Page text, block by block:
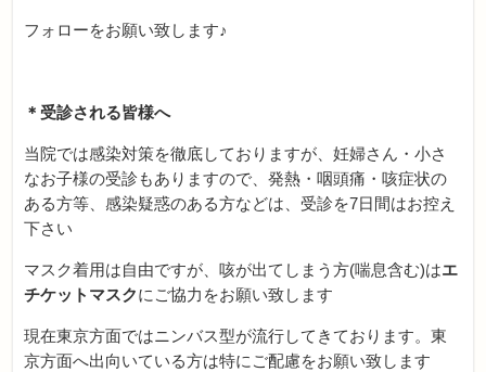
フォローをお願い致します♪
＊受診される皆様へ
当院では感染対策を徹底しておりますが、妊婦さん・小さ
なお子様の受診もありますので、発熱・咽頭痛・咳症状の
ある方等、感染疑惑のある方などは、受診を7日間はお控え
下さい
マスク着用は自由ですが、咳が出てしまう方(喘息含む)はエ
チケットマスクにご協力をお願い致します
現在東京方面ではニンバス型が流行してきております。東
京方面へ出向いている方は特にご配慮をお願い致します